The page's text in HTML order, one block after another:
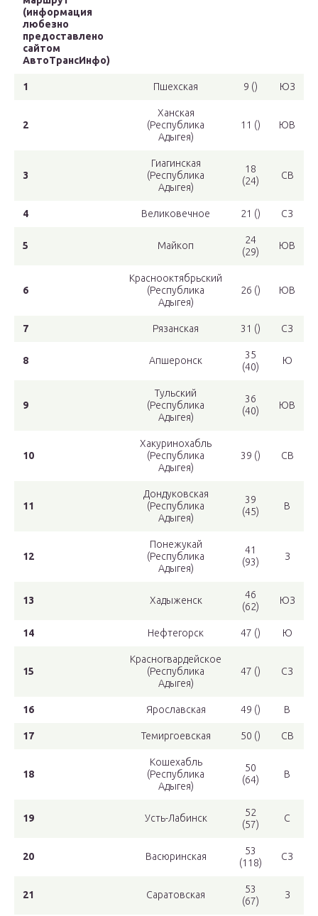
(информация
любезно
предоставлено
сайтом
АвтоТрансИнфо)
1 Пшехская 9 () ЮЗ
2
Ханская
(Республика
Адыгея)
11 () ЮВ
3
Гиагинская
(Республика
Адыгея)
18
(24)
СВ
4 Великовечное 21 () СЗ
5 Майкоп
24
(29)
ЮВ
6
Краснооктябрьский
(Республика
Адыгея)
26 () ЮВ
7 Рязанская 31 () СЗ
8 Апшеронск
35
(40)
Ю
9
Тульский
(Республика
Адыгея)
36
(40)
ЮВ
10
Хакуринохабль
(Республика
Адыгея)
39 () СВ
11
Дондуковская
(Республика
Адыгея)
39
(45)
В
12
Понежукай
(Республика
Адыгея)
41
(93)
З
13 Хадыженск
46
(62)
ЮЗ
14 Нефтегорск 47 () Ю
15
Красногвардейское
(Республика
Адыгея)
47 () СЗ
16 Ярославская 49 () В
17 Темиргоевская 50 () СВ
18
Кошехабль
(Республика
Адыгея)
50
(64)
В
19 Усть-Лабинск
52
(57)
С
20 Васюринская
53
(118)
СЗ
21 Саратовская
53
(67)
З